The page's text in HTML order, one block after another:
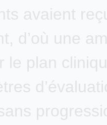
avaient
d’où une
le plan